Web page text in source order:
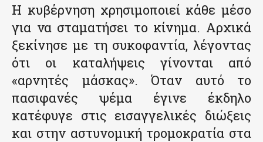
Η κυβέρνηση χρησιμοποιεί κάθε μέσο
για να σταματήσει το κίνημα. Αρχικά
ξεκίνησε με τη συκοφαντία, λέγοντας
ότι οι καταλήψεις γίνονται από
«αρνητές μάσκας». Όταν αυτό το
πασιφανές ψέμα έγινε έκδηλο
κατέφυγε στις εισαγγελικές διώξεις
και στην αστυνομική τρομοκρατία στα